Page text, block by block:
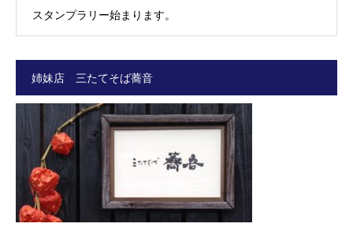
スタンプラリー始まります。
姉妹店 三たてそば蕎音